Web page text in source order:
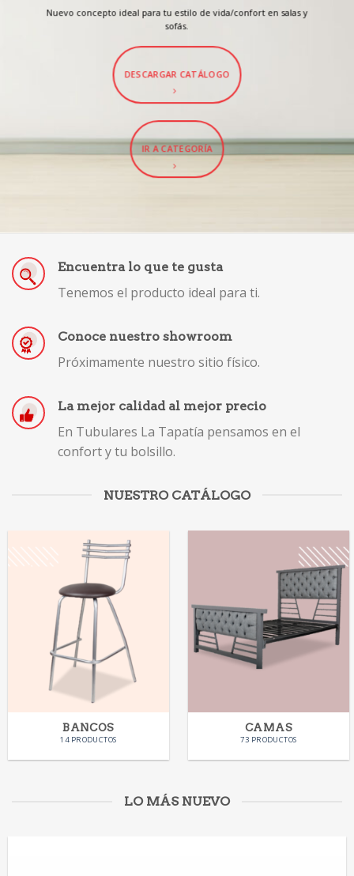
Nuevo concepto ideal para tu estilo de vida/confort en salas y
sofás.
DESCARGAR CATÁLOGO
IR A CATEGORÍA
Encuentra lo que te gusta
Tenemos el producto ideal para ti.
Conoce nuestro showroom
Próximamente nuestro sitio físico.
La mejor calidad al mejor precio
En Tubulares La Tapatía pensamos en el
confort y tu bolsillo.
NUESTRO CATÁLOGO
BANCOS
14 PRODUCTOS
CAMAS
73 PRODUCTOS
LO MÁS NUEVO